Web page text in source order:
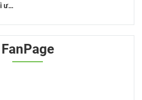
ưu
FanPage